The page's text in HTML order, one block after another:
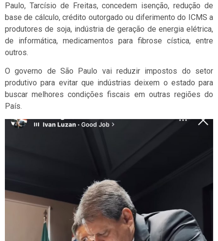
Paulo, Tarcísio de Freitas, concedem isenção, redução de
base de cálculo, crédito outorgado ou diferimento do ICMS a
produtores de soja, indústria de geração de energia elétrica,
de informática, medicamentos para fibrose cística, entre
outros.
O governo de São Paulo vai reduzir impostos do setor
produtivo para evitar que indústrias deixem o estado para
buscar melhores condições fiscais em outras regiões do
País.